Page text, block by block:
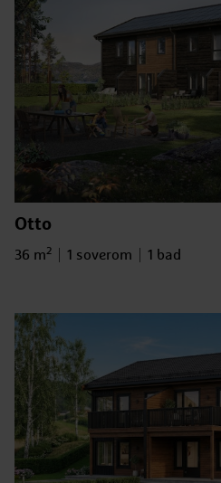
Otto
Bruksareal
36 m2 Antall soverom
1 soverom Antall bad
1 bad